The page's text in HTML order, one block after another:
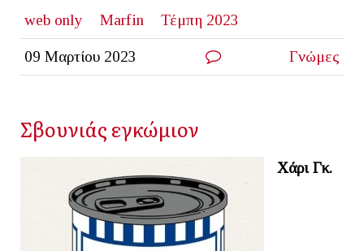
web only
Marfin Τέμπη 2023
09 Μαρτίου 2023 Γνώμες
Σβουνιάς εγκώμιον
Χάρι Γκ.